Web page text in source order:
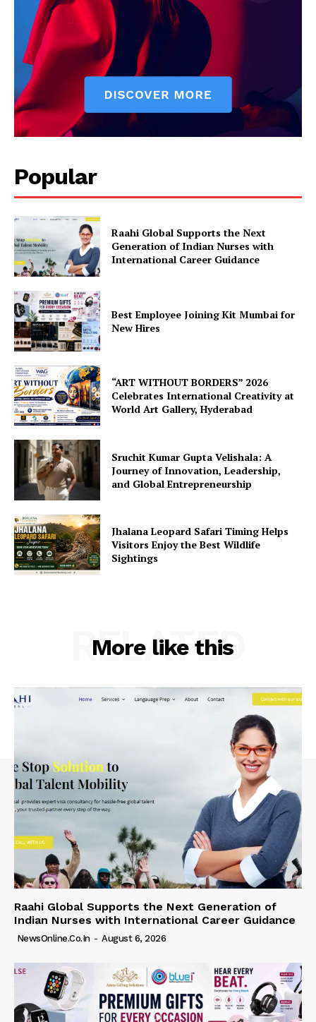
Popular
Raahi Global Supports the Next
Generation of Indian Nurses with
International Career Guidance
Best Employee Joining Kit Mumbai for
New Hires
“ART WITHOUT BORDERS” 2026
Celebrates International Creativity at
World Art Gallery, Hyderabad
Sruchit Kumar Gupta Velishala: A
Journey of Innovation, Leadership,
and Global Entrepreneurship
Jhalana Leopard Safari Timing Helps
Visitors Enjoy the Best Wildlife
Sightings
More like this
RELATED
Raahi Global Supports the Next Generation of
Indian Nurses with International Career Guidance
NewsOnline.co.in - August 6, 2026